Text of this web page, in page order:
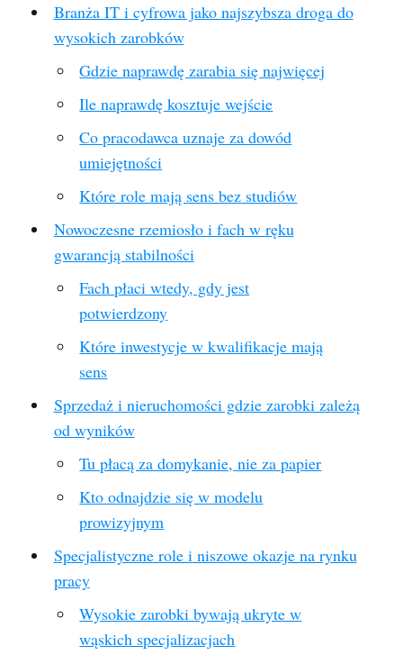
Branża IT i cyfrowa jako najszybsza droga do
wysokich zarobków
Gdzie naprawdę zarabia się najwięcej
Ile naprawdę kosztuje wejście
Co pracodawca uznaje za dowód
umiejętności
Które role mają sens bez studiów
Nowoczesne rzemiosło i fach w ręku
gwarancją stabilności
Fach płaci wtedy, gdy jest
potwierdzony
Które inwestycje w kwalifikacje mają
sens
Sprzedaż i nieruchomości gdzie zarobki zależą
od wyników
Tu płacą za domykanie, nie za papier
Kto odnajdzie się w modelu
prowizyjnym
Specjalistyczne role i niszowe okazje na rynku
pracy
Wysokie zarobki bywają ukryte w
wąskich specjalizacjach